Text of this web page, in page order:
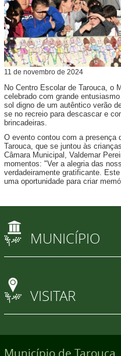
11 de novembro de 2024
No Centro Escolar de Tarouca, o
celebrado com grande
sol digno de um autêntico verão
se no recreio para descascar e
brincadeiras.
O evento contou com a presença
Tarouca, que se juntou às
Câmara Municipal, Valdemar
momentos: "Ver a alegria das
verdadeiramente gratificante.
uma oportunidade para criar
MUNICÍPIO
VISITAR